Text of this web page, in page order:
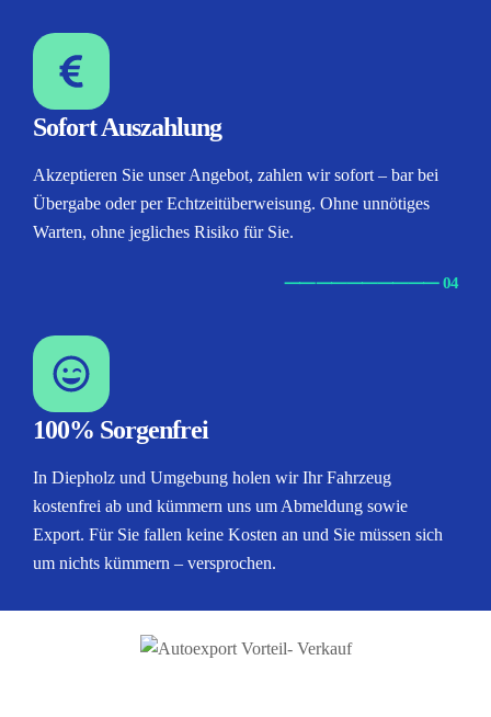
Sofort Auszahlung
Akzeptieren Sie unser Angebot, zahlen wir sofort – bar bei
Übergabe oder per Echtzeitüberweisung. Ohne unnötiges
Warten, ohne jegliches Risiko für Sie.
⸺⸺⸺⸺⸺ 04
100% Sorgenfrei
In Diepholz und Umgebung holen wir Ihr Fahrzeug
kostenfrei ab und kümmern uns um Abmeldung sowie
Export. Für Sie fallen keine Kosten an und Sie müssen sich
um nichts kümmern – versprochen.